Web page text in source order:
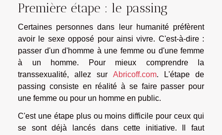
Première étape : le passing
Certaines personnes dans leur humanité préfèrent
avoir le sexe opposé pour ainsi vivre. C'est-à-dire :
passer d'un d'homme à une femme ou d'une femme
à un homme. Pour mieux comprendre la
transsexualité, allez sur Abricoff.com. L'étape de
passing consiste en réalité à se faire passer pour
une femme ou pour un homme en public.
C'est une étape plus ou moins difficile pour ceux qui
se sont déjà lancés dans cette initiative. Il faut